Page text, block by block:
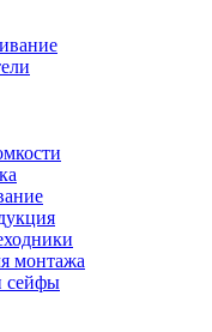
монтажа
сейфы